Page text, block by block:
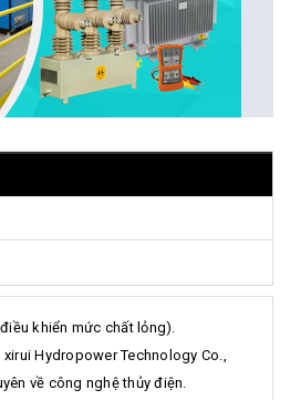
khiển mức chất lỏng).
xirui Hydropower Technology Co.,
về công nghệ thủy điện.